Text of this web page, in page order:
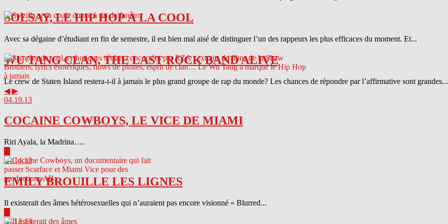
SOLSAY, LE HIP HOP À LA COOL
Avec sa dégaine d’étudiant en fin de semestre, il est bien mal aisé de distinguer l’un des rappeurs les plus efficaces du moment. Et...
WU TANG CLAN, THE LAST ROCK BAND ALIVE
Le crew de Staten Island restera-t-il à jamais le plus grand groupe de rap du monde? Les chances de répondre par l’affirmative sont
◀ ▶
04.19.13
COCAINE COWBOYS, LE VICE DE MIAMI
Riri Ayala, la Madrina….
04.14.13
EMILY BROUILLE LES LIGNES
Il existerait des âmes hétérosexuelles qui n’auraient pas encore visionné « Blurred...
04.13.13